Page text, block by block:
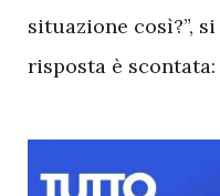
situazione così?”,
risposta è scontata: